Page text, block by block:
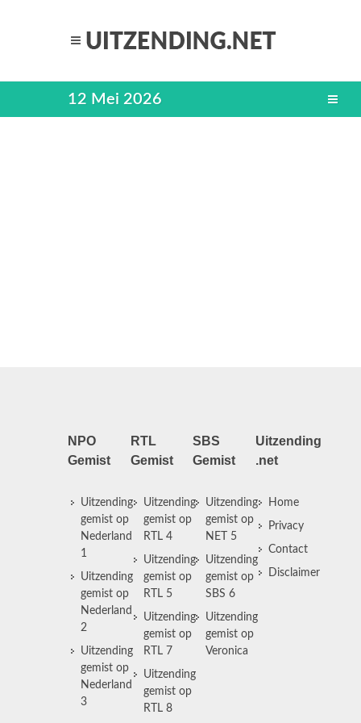
12 Mei 2026
NPO
Gemist
Uitzending
gemist op
Nederland
1
Uitzending
gemist op
Nederland
2
Uitzending
gemist op
Nederland
3
RTL
Gemist
Uitzending
gemist op
RTL 4
Uitzending
gemist op
RTL 5
Uitzending
gemist op
RTL 7
Uitzending
gemist op
RTL 8
SBS
Gemist
Uitzending
gemist op
NET 5
Uitzending
gemist op
SBS 6
Uitzending
gemist op
Veronica
Uitzending
.net
Home
Privacy
Contact
Disclaimer